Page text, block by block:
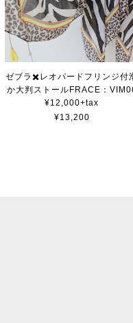
ゼブラ✖️レオパードフリンジ付
か大判ストールFRACE：
¥12,000+tax
¥13,200